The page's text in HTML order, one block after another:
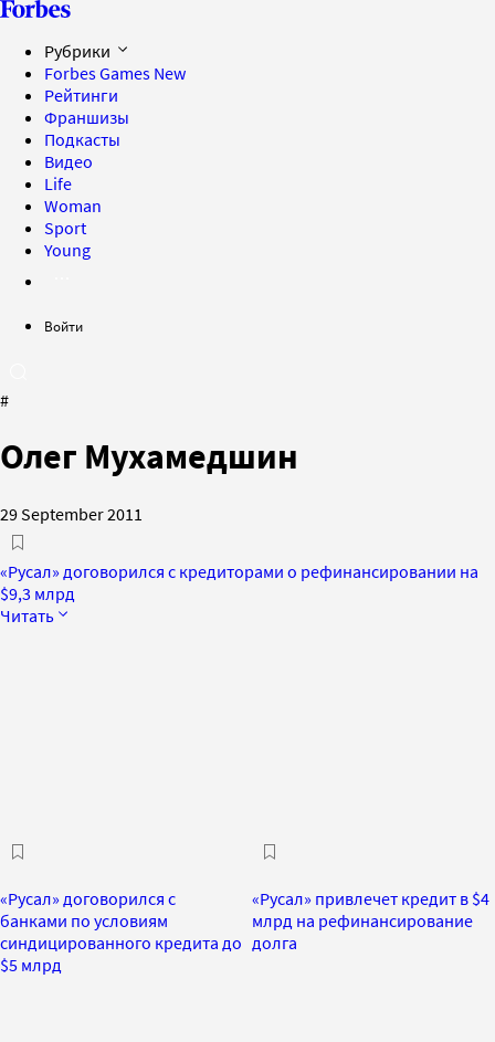
Рубрики
Forbes Games New
Рейтинги
Франшизы
Подкасты
Видео
Life
Woman
Sport
Young
Войти
#
Олег Мухамедшин
29 September 2011
«Русал» договорился с кредиторами о рефинансировании на
$9,3 млрд
Читать
«Русал» договорился с
банками по условиям
синдицированного кредита до
$5 млрд
«Русал» привлечет кредит в $4
млрд на рефинансирование
долга